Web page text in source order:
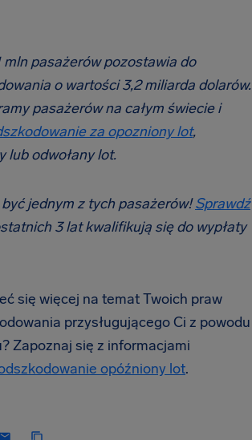
mln pasażerów pozostawia do
o wartości 3,2 miliarda dolarów.
pasażerów na całym świecie i
za opozniony lot,
lub odwołany lot.
jednym z tych pasażerów!Sprawdź
3 lat kwalifikują się do wypłaty
się więcej na temat Twoich praw
przysługującego Ci z powodu
Zapoznaj się z informacjami
opóźniony lot.